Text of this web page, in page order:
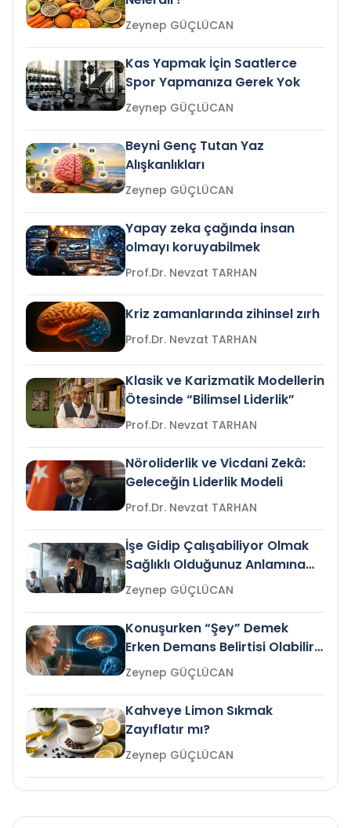
Zeynep GÜÇLÜCAN
Kas Yapmak İçin Saatlerce
Spor Yapmanıza Gerek Yok
Zeynep GÜÇLÜCAN
Beyni Genç Tutan Yaz
Alışkanlıkları
Zeynep GÜÇLÜCAN
Yapay zeka çağında insan
olmayı koruyabilmek
Prof.Dr. Nevzat TARHAN
Kriz zamanlarında zihinsel zırh
Prof.Dr. Nevzat TARHAN
Klasik ve Karizmatik Modellerin
Ötesinde “Bilimsel Liderlik”
Prof.Dr. Nevzat TARHAN
Nöroliderlik ve Vicdani Zekâ:
Geleceğin Liderlik Modeli
Prof.Dr. Nevzat TARHAN
İşe Gidip Çalışabiliyor Olmak
Sağlıklı Olduğunuz Anlamına
Gelir mi?Zeynep GÜÇLÜCAN
Konuşurken “Şey” Demek
Erken Demans Belirtisi Olabilir
mi?
Zeynep GÜÇLÜCAN
Kahveye Limon Sıkmak
Zayıflatır mı?
Zeynep GÜÇLÜCAN